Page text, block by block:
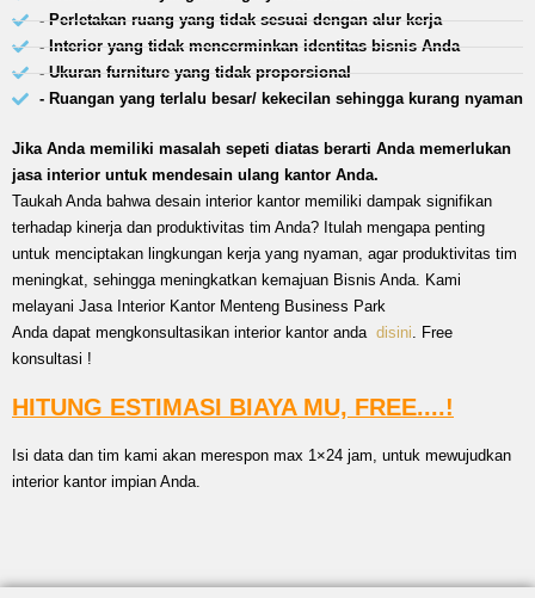
- Perletakan ruang yang tidak sesuai dengan alur kerja
- Interior yang tidak mencerminkan identitas bisnis Anda
- Ukuran furniture yang tidak proporsional
- Ruangan yang terlalu besar/ kekecilan sehingga kurang nyaman
Jika Anda memiliki masalah sepeti diatas berarti Anda memerlukan
jasa interior untuk mendesain ulang kantor Anda.
Taukah Anda bahwa desain interior kantor memiliki dampak signifikan
terhadap kinerja dan produktivitas tim Anda? Itulah mengapa penting
untuk menciptakan lingkungan kerja yang nyaman, agar produktivitas tim
meningkat, sehingga meningkatkan kemajuan Bisnis Anda. Kami
melayani Jasa Interior Kantor Menteng Business Park
Anda dapat mengkonsultasikan interior kantor anda disini. Free
konsultasi !
HITUNG ESTIMASI BIAYA MU, FREE....!
Isi data dan tim kami akan merespon max 1×24 jam, untuk mewujudkan
interior kantor impian Anda.